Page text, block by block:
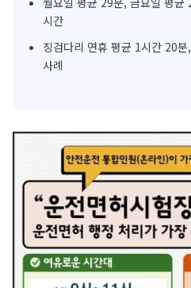
약
시간
징검다리 연휴 평균 1시간 20
사례